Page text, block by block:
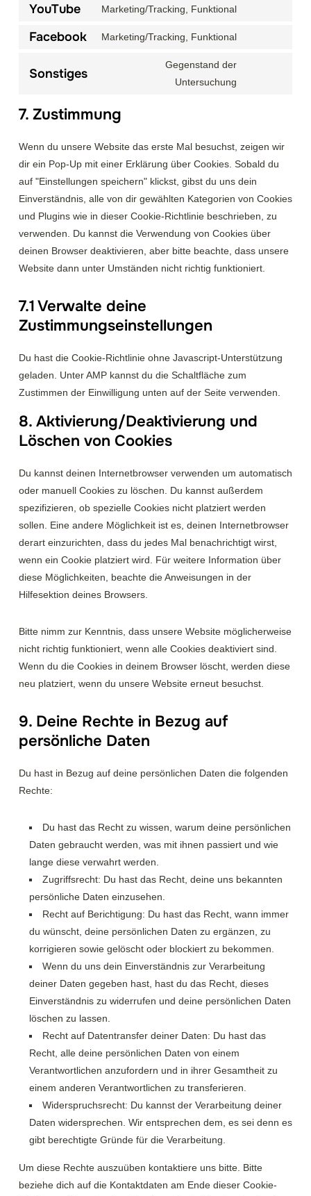
YouTube Marketing/Tracking, Funktional
Facebook Marketing/Tracking, Funktional
Sonstiges
Gegenstand der
Untersuchung
7. Zustimmung
Wenn du unsere Website das erste Mal besuchst, zeigen wir
dir ein Pop-Up mit einer Erklärung über Cookies. Sobald du
auf "Einstellungen speichern" klickst, gibst du uns dein
Einverständnis, alle von dir gewählten Kategorien von Cookies
und Plugins wie in dieser Cookie-Richtlinie beschrieben, zu
verwenden. Du kannst die Verwendung von Cookies über
deinen Browser deaktivieren, aber bitte beachte, dass unsere
Website dann unter Umständen nicht richtig funktioniert.
7.1 Verwalte deine
Zustimmungseinstellungen
Du hast die Cookie-Richtlinie ohne Javascript-Unterstützung
geladen. Unter AMP kannst du die Schaltfläche zum
Zustimmen der Einwilligung unten auf der Seite verwenden.
8. Aktivierung/Deaktivierung und
Löschen von Cookies
Du kannst deinen Internetbrowser verwenden um automatisch
oder manuell Cookies zu löschen. Du kannst außerdem
spezifizieren, ob spezielle Cookies nicht platziert werden
sollen. Eine andere Möglichkeit ist es, deinen Internetbrowser
derart einzurichten, dass du jedes Mal benachrichtigt wirst,
wenn ein Cookie platziert wird. Für weitere Information über
diese Möglichkeiten, beachte die Anweisungen in der
Hilfesektion deines Browsers.
Bitte nimm zur Kenntnis, dass unsere Website möglicherweise
nicht richtig funktioniert, wenn alle Cookies deaktiviert sind.
Wenn du die Cookies in deinem Browser löscht, werden diese
neu platziert, wenn du unsere Website erneut besuchst.
9. Deine Rechte in Bezug auf
persönliche Daten
Du hast in Bezug auf deine persönlichen Daten die folgenden
Rechte:
Du hast das Recht zu wissen, warum deine persönlichen
Daten gebraucht werden, was mit ihnen passiert und wie
lange diese verwahrt werden.
Zugriffsrecht: Du hast das Recht, deine uns bekannten
persönliche Daten einzusehen.
Recht auf Berichtigung: Du hast das Recht, wann immer
du wünscht, deine persönlichen Daten zu ergänzen, zu
korrigieren sowie gelöscht oder blockiert zu bekommen.
Wenn du uns dein Einverständnis zur Verarbeitung
deiner Daten gegeben hast, hast du das Recht, dieses
Einverständnis zu widerrufen und deine persönlichen Daten
löschen zu lassen.
Recht auf Datentransfer deiner Daten: Du hast das
Recht, alle deine persönlichen Daten von einem
Verantwortlichen anzufordern und in ihrer Gesamtheit zu
einem anderen Verantwortlichen zu transferieren.
Widerspruchsrecht: Du kannst der Verarbeitung deiner
Daten widersprechen. Wir entsprechen dem, es sei denn es
gibt berechtigte Gründe für die Verarbeitung.
Um diese Rechte auszuüben kontaktiere uns bitte. Bitte
beziehe dich auf die Kontaktdaten am Ende dieser Cookie-